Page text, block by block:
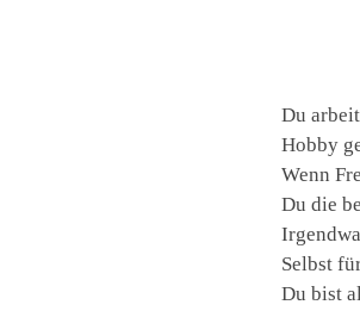
Du
Hobby
Wenn
Du die
Selbst
Du bist